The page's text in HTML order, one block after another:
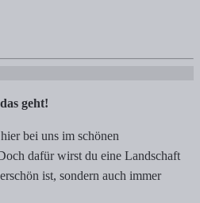
Wir nehmen euch mit auf eine
geht!
bei uns im schönen
dafür wirst du eine Landschaft
ist, sondern auch immer